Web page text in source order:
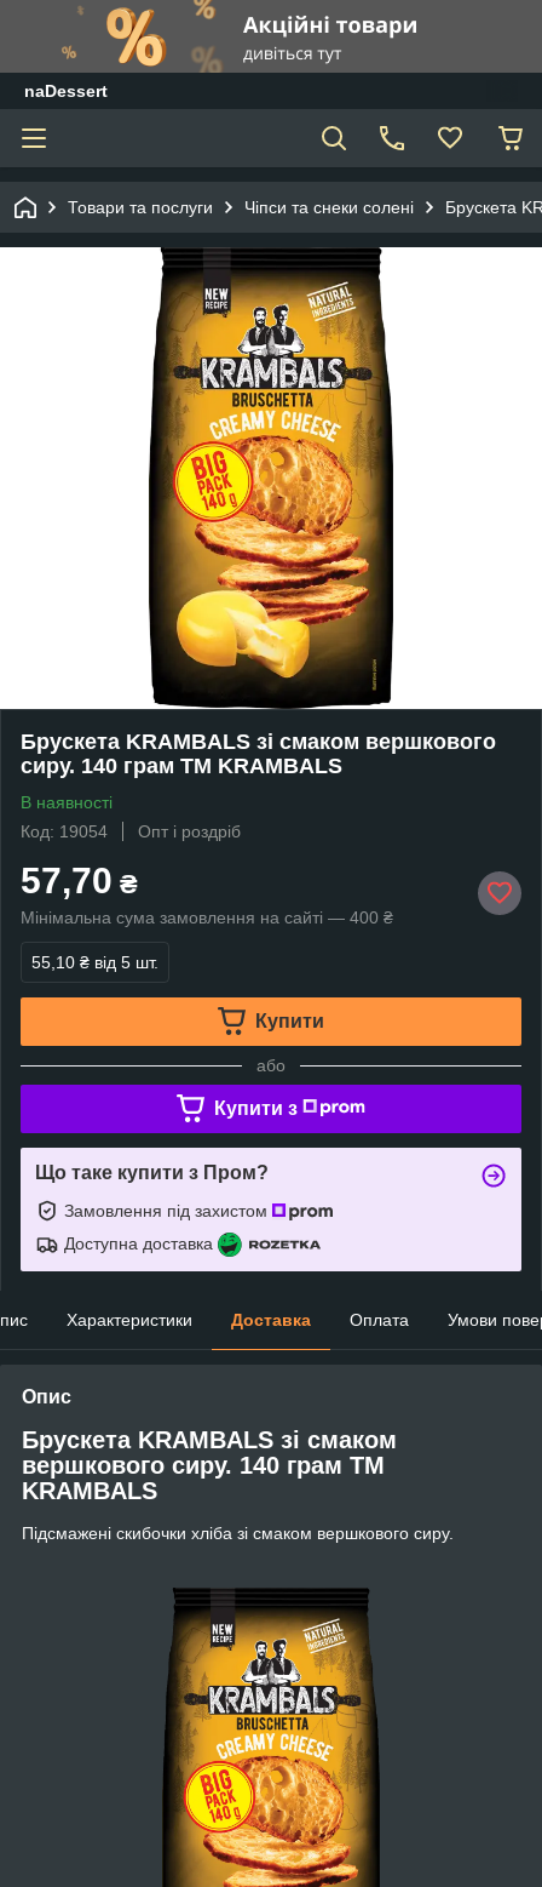
naDessert
Товари та послуги Чіпси та снеки солені Брускета
Брускета KRAMBALS зі смаком вершкового
сиру. 140 грам ТМ KRAMBALS
В наявності
Код: 19054
Опт і роздріб
57,70 ₴
Мінімальна сума замовлення на сайті — 400 ₴
55,10 ₴ від 5 шт.
Купити
або
Купити з
Що таке купити з Пром?
Замовлення під захистом
Доступна доставка
Характеристики Доставка Оплата Умови
Опис
Брускета KRAMBALS зі смаком
вершкового сиру. 140 грам ТМ
KRAMBALS
Підсмажені скибочки хліба зі смаком вершкового сиру.